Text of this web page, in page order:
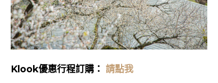
Klook優惠行程訂購： 請點我